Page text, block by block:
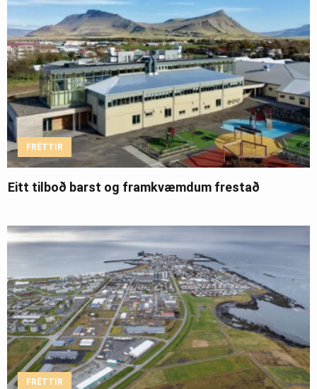
FRÉTTIR
Eitt tilboð barst og framkvæmdum frestað
FRÉTTIR